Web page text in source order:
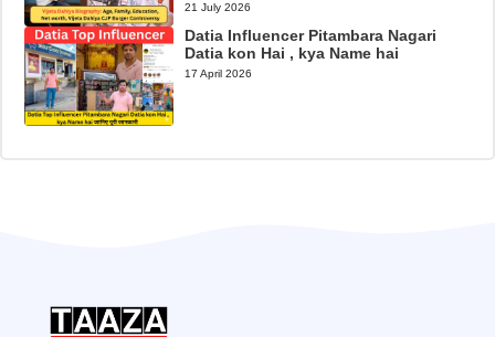
21 July 2026
Datia Influencer Pitambara Nagari
Datia kon Hai , kya Name hai
17 April 2026